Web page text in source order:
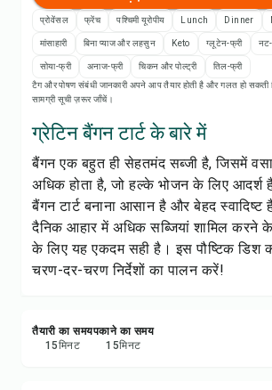
रेसिपी नोट्स
रेसिपी प्रिंट करें
शेयर करें
रिपोर्ट करें
प्रोवेंसल फ्रेंच पश्चिमी यूरोपीय Lunch Dinner
मांसाहारी बिना प्याज और लहसुन Keto ग्लूटेन-फ्री
सोया-फ्री अनाज-फ्री चिकन और पोल्ट्री
तिल-फ्री
टैग और पोषण संबंधी जानकारी अपने आप तैयार होती है और गलत हो
सामग्री सूची ज़रूर जाँचें।
ग्रेटिन बैंगन टार्ट के बारे में
बैंगन एक बहुत ही सेहतमंद सब्जी है, जिसमें
अधिक होता है, जो हल्के भोजन के लिए आदर्श
बैंगन टार्ट बनाना आसान है और बेहद
दैनिक आहार में अधिक सब्जियां शामिल करने
के लिए यह एकदम सही है। इस पौष्टिक डिश
चरण-दर-चरण निर्देशों का पालन करें!
तैयारी का समय
15मिनट
पकाने का समय
15मिनट